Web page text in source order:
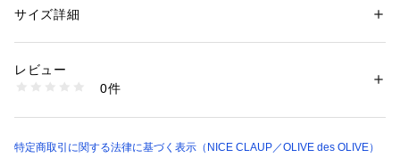
・ニット自体もゆるっとややオーバーに着ていただけるサイズ
■Styling
・ジャストな丈感なのでウエスト周りはもたつきません。
性別：レディース
素材：本体ポリエステル100% 刺繍糸アクリル55% コットン45%
商品番号：
0851050030 （ショップ）
サイズ詳細
レビュー
0件
特定商取引に関する法律に基づく表示（NICE CLAUP／OLIVE des OLIVE）